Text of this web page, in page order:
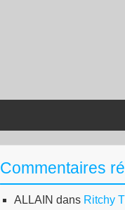
Commentaires
ALLAIN dans Ritchy